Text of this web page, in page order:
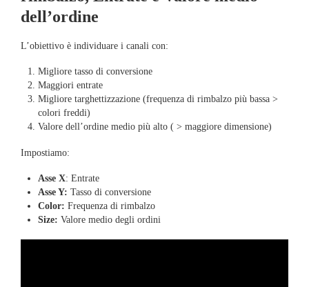
dell’ordine
L’obiettivo è individuare i canali con:
Migliore tasso di conversione
Maggiori entrate
Migliore targhettizzazione (frequenza di rimbalzo più bassa >
colori freddi)
Valore dell’ordine medio più alto ( > maggiore dimensione)
Impostiamo:
Asse X: Entrate
Asse Y: Tasso di conversione
Color: Frequenza di rimbalzo
Size: Valore medio degli ordini